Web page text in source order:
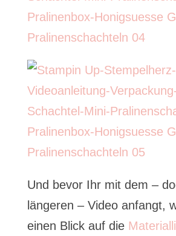
Und bevor Ihr mit dem –
längeren – Video anfangt,
einen Blick auf die